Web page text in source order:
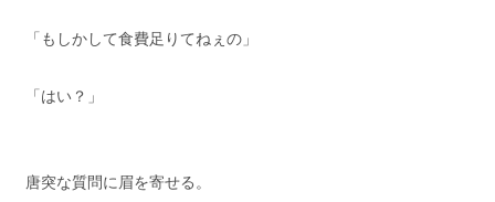
「もしかして食費足りてねぇの」
「はい？」
唐突な質問に眉を寄せる。